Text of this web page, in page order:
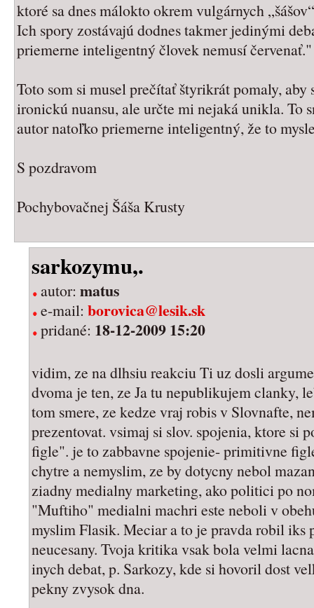
ktoré sa dnes málokto okrem vulgárnych
Ich spory zostávajú dodnes takmer jedinými
priemerne inteligentný človek nemusí červenať."
Toto som si musel prečítať štyrikrát pomaly,
ironickú nuansu, ale určte mi nejaká unikla. To
autor natoľko priemerne inteligentný, že to
S pozdravom
Pochybovačnej Šáša Krusty
sarkozymu,.
autor: matus
e-mail: borovica@lesik.sk
pridané: 18-12-2009 15:20
vidim, ze na dlhsiu reakciu Ti uz dosli
dvoma je ten, ze Ja tu nepublikujem clanky,
tom smere, ze kedze vraj robis v Slovnafte,
prezentovat. vsimaj si slov. spojenia, ktore
figle". je to zabbavne spojenie- primitivne
chytre a nemyslim, ze by dotycny nebol
ziadny medialny marketing, ako politici po
"Muftiho" medialni machri este neboli v
myslim Flasik. Meciar a to je pravda robil iks
neucesany. Tvoja kritika vsak bola velmi
inych debat, p. Sarkozy, kde si hovoril dost
pekny zvysok dna.